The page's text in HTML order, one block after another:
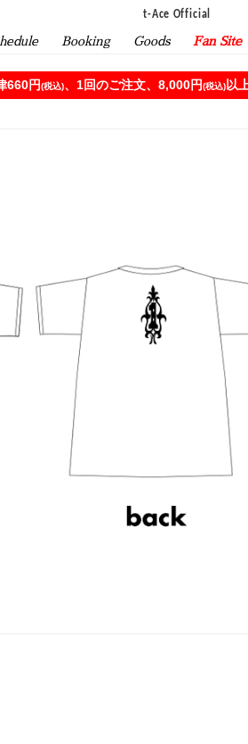
t-Ace Official
Booking Goods Fan Site
660円(税込)、1回のご注文、8,000円(税込) 以